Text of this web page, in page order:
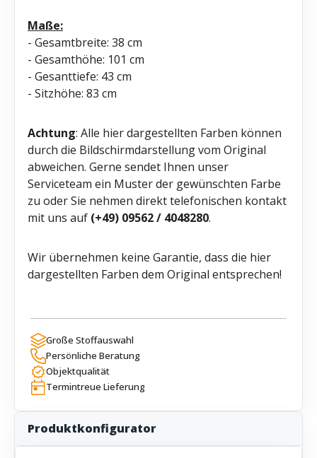
Maße:
- Gesamtbreite: 38 cm
- Gesamthöhe: 101 cm
- Gesanttiefe: 43 cm
- Sitzhöhe: 83 cm
Achtung: Alle hier dargestellten Farben können
durch die Bildschirmdarstellung vom Original
abweichen. Gerne sendet Ihnen unser
Serviceteam ein Muster der gewünschten Farbe
zu oder Sie nehmen direkt telefonischen kontakt
mit uns auf (+49) 09562 / 4048280.
Wir übernehmen keine Garantie, dass die hier
dargestellten Farben dem Original entsprechen!
Große Stoffauswahl
Persönliche Beratung
Objektqualität
Termintreue Lieferung
Produktkonfigurator